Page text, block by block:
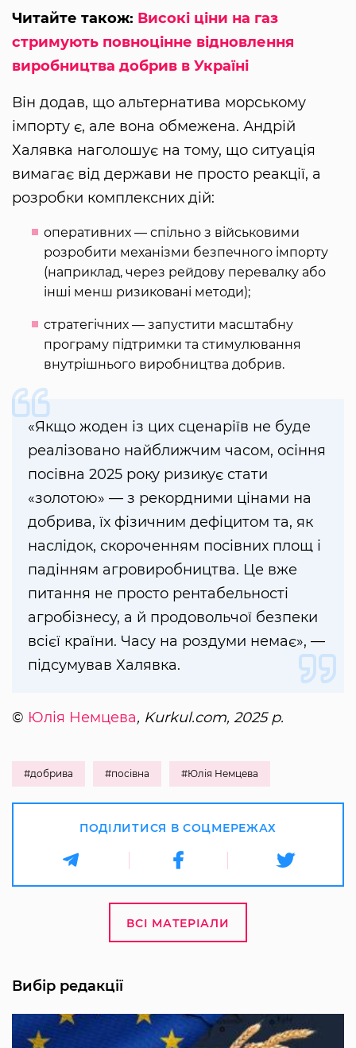
Читайте також: Високі ціни на газ
стримують повноцінне відновлення
виробництва добрив в Україні
Він додав, що альтернатива морському
імпорту є, але вона обмежена. Андрій
Халявка наголошує на тому, що ситуація
вимагає від держави не просто реакції, а
розробки комплексних дій:
оперативних — спільно з військовими
розробити механізми безпечного імпорту
(наприклад, через рейдову перевалку або
інші менш ризиковані методи);
стратегічних — запустити масштабну
програму підтримки та стимулювання
внутрішнього виробництва добрив.
«Якщо жоден із цих сценаріїв не буде
реалізовано найближчим часом, осіння
посівна 2025 року ризикує стати
«золотою» — з рекордними цінами на
добрива, їх фізичним дефіцитом та, як
наслідок, скороченням посівних площ і
падінням агровиробництва. Це вже
питання не просто рентабельності
агробізнесу, а й продовольчої безпеки
всієї країни. Часу на роздуми немає», —
підсумував Халявка.
© Юлія Немцева, Kurkul.com, 2025 р.
#добрива #посівна #Юлія Немцева
ПОДІЛИТИСЯ В СОЦМЕРЕЖАХ
ВСІ МАТЕРІАЛИ
Вибір редакції